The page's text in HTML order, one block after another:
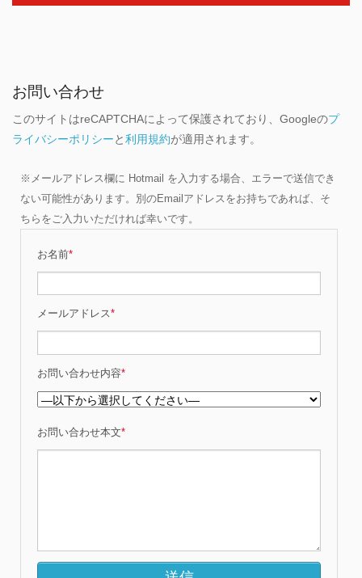
お問い合わせ
このサイトはreCAPTCHAによって保護されており、Googleのプ
ライバシーポリシーと利用規約が適用されます。
※メールアドレス欄に Hotmail を入力する場合、エラーで送信でき
ない可能性があります。別のEmailアドレスをお持ちであれば、そ
ちらをご入力いただければ幸いです。
お名前*
メールアドレス*
お問い合わせ内容*
お問い合わせ本文*